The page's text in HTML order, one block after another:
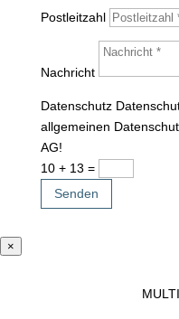
Postleitzahl
Nachricht
Datenschutz
allgemeinen
AG!
10 + 13 =
Senden
×